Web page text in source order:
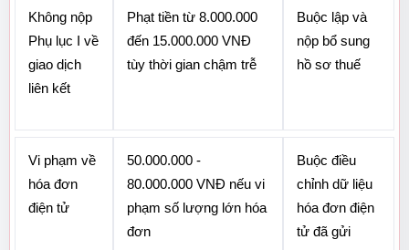
Không nộp
Phụ lục I về
giao dịch
liên kết
Phạt tiền từ 8.000.000
đến 15.000.000 VNĐ
tùy thời gian chậm trễ
Buộc lập và
nộp bổ sung
hồ sơ thuế
Vi phạm về
hóa đơn
điện tử
50.000.000 -
80.000.000 VNĐ nếu vi
phạm số lượng lớn hóa
đơn
Buộc điều
chỉnh dữ liệu
hóa đơn điện
tử đã gửi